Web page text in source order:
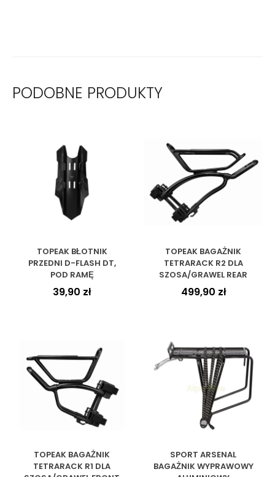
PODOBNE PRODUKTY
TOPEAK BŁOTNIK
PRZEDNI D-FLASH DT,
POD RAMĘ
39,90 zł
TOPEAK BAGAŻNIK
TETRARACK R2 DLA
SZOSA/GRAWEL REAR
499,90 zł
TOPEAK BAGAŻNIK
TETRARACK R1 DLA
SPORT ARSENAL
BAGAŻNIK WYPRAWOWY